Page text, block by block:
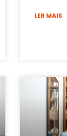
LER MAIS